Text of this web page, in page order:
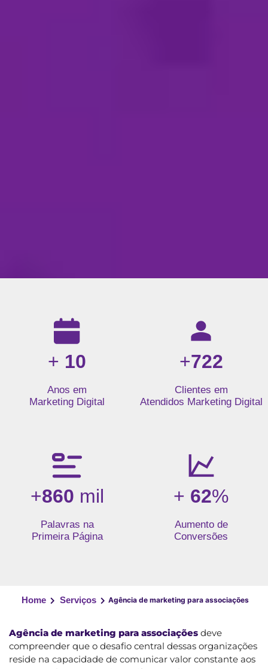
Resultados da nossa agência de marketing digital: mais
+ 10
Anos em
Marketing Digital
+722
Clientes em
Atendidos Marketing Digital
+860 mil
Palavras na
Primeira Página
+ 62%
Aumento de
Conversões
Home Serviços Agência de marketing para associações
Agência de marketing para associações deve
compreender que o desafio central dessas organizações
reside na capacidade de comunicar valor constante aos